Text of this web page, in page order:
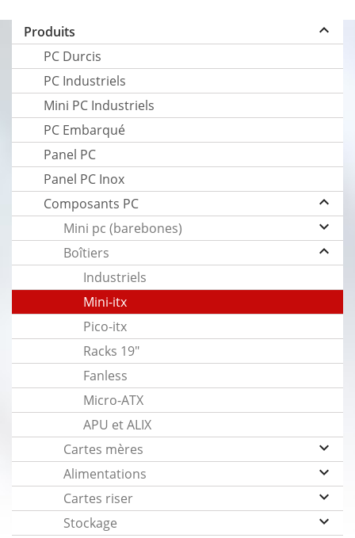
Produits keyboard_arrow_up
PC Durcis
PC Industriels
Mini PC Industriels
PC Embarqué
Panel PC
Panel PC Inox
Composants PC
keyboard_arrow_up
Mini pc (barebones) keyboard_arrow_down
Boîtiers keyboard_arrow_up
Industriels
Mini-itx
Pico-itx
Racks 19"
Fanless
Micro-ATX
APU et ALIX
Cartes mères
keyboard_arrow_down
Alimentations keyboard_arrow_down
Cartes riser keyboard_arrow_down
Stockage keyboard_arrow_down